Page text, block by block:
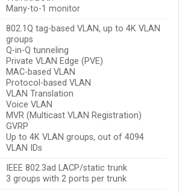
Many-to-1 monitor
802.1Q tag-based VLAN, up to 4K VLAN
groups
Q-in-Q tunneling
Private VLAN Edge (PVE)
MAC-based VLAN
Protocol-based VLAN
VLAN Translation
Voice VLAN
MVR (Multicast VLAN Registration)
GVRP
Up to 4K VLAN groups, out of 4094
VLAN IDs
IEEE 802.3ad LACP/static trunk
3 groups with 2 ports per trunk